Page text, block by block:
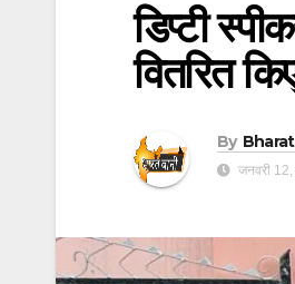
डिप्टी
वितरित
By
जनवरी